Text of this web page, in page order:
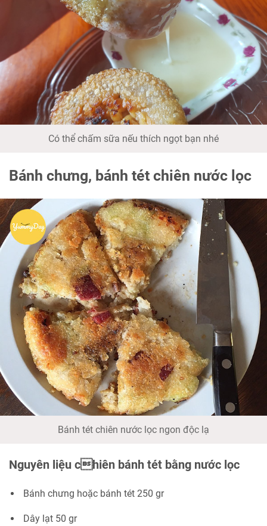
Có thể chấm sữa nếu thích ngọt bạn nhé
Bánh chưng, bánh tét chiên nước lọc
Bánh tét chiên nước lọc ngon độc lạ
Nguyên liệu chiên bánh tét bằng nước lọc
Bánh chưng hoặc bánh tét 250 gr
Dây lạt 50 gr